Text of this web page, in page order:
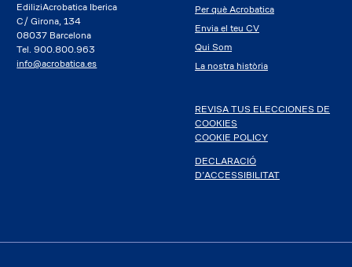
EdiliziAcrobatica Iberica
C/ Girona, 134
08037 Barcelona
Tel. 900.800.963
info@acrobatica.es
Per què Acrobatica
Envia el teu CV
Qui Som
La nostra història
REVISA TUS ELECCIONES DE
COOKIES
COOKIE POLICY
DECLARACIÓ
D’ACCESSIBILITAT